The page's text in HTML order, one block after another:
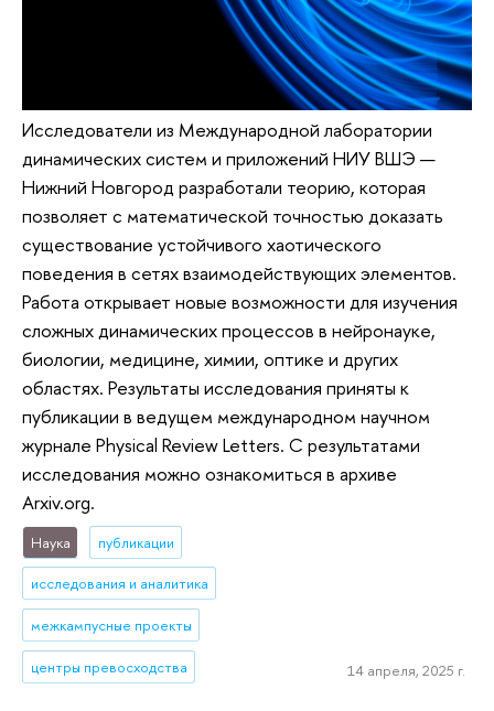
Исследователи из Международной лаборатории
динамических систем и приложений НИУ ВШЭ —
Нижний Новгород разработали теорию, которая
позволяет с математической точностью доказать
существование устойчивого хаотического
поведения в сетях взаимодействующих элементов.
Работа открывает новые возможности для изучения
сложных динамических процессов в нейронауке,
биологии, медицине, химии, оптике и других
областях. Результаты исследования приняты к
публикации в ведущем международном научном
журнале Physical Review Letters. С результатами
исследования можно ознакомиться в архиве
Arxiv.org.
Наука публикации
исследования и аналитика
межкампусные проекты
центры превосходства 14 апреля, 2025 г.